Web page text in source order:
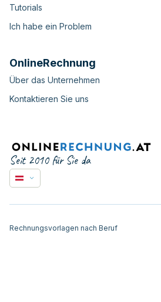
Tutorials
Ich habe ein Problem
OnlineRechnung
Über das Unternehmen
Kontaktieren Sie uns
Seit 2010 für Sie da
Rechnungsvorlagen nach Beruf